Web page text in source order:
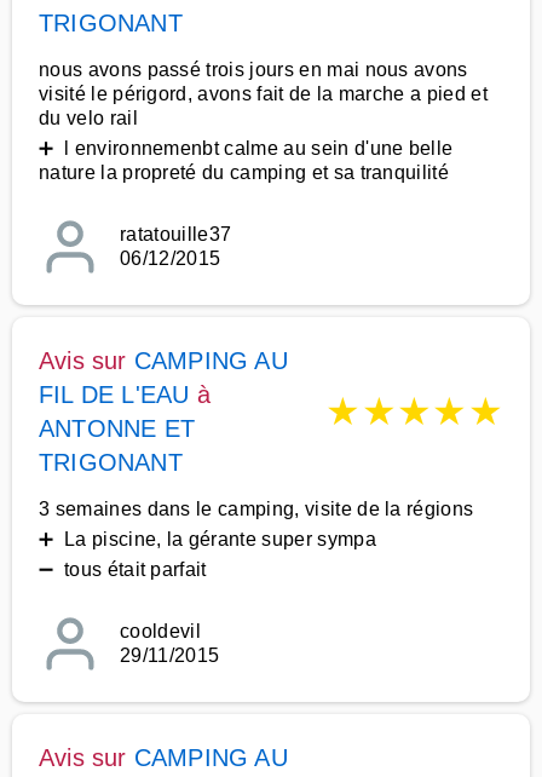
TRIGONANT
nous avons passé trois jours en mai nous avons
visité le périgord, avons fait de la marche a pied et
du velo rail
➕ l environnemenbt calme au sein d'une belle
nature la propreté du camping et sa tranquilité
ratatouille37
06/12/2015
Avis sur CAMPING AU
FIL DE L'EAU à
ANTONNE ET
TRIGONANT
★★★★★
3 semaines dans le camping, visite de la régions
➕ La piscine, la gérante super sympa
➖ tous était parfait
cooldevil
29/11/2015
Avis sur CAMPING AU